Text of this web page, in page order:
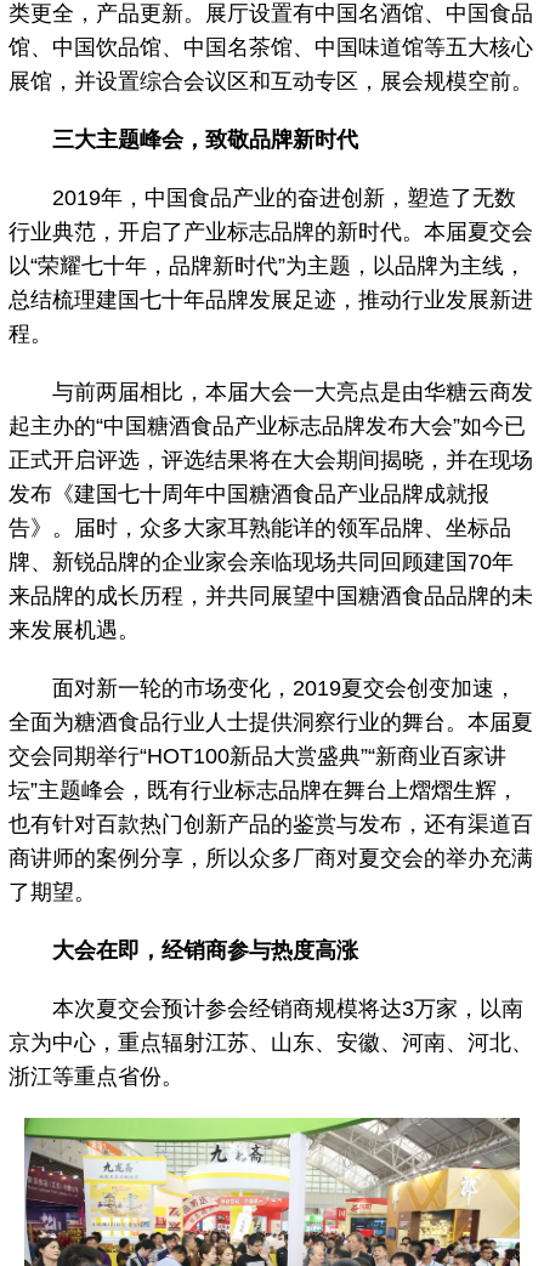
类更全，产品更新。展厅设置有中国名酒馆、中国食品
馆、中国饮品馆、中国名茶馆、中国味道馆等五大核心
展馆，并设置综合会议区和互动专区，展会规模空前。
三大主题峰会，致敬品牌新时代
2019年，中国食品产业的奋进创新，塑造了无数
行业典范，开启了产业标志品牌的新时代。本届夏交会
以“荣耀七十年，品牌新时代”为主题，以品牌为主线，
总结梳理建国七十年品牌发展足迹，推动行业发展新进
程。
与前两届相比，本届大会一大亮点是由华糖云商发
起主办的“中国糖酒食品产业标志品牌发布大会”如今已
正式开启评选，评选结果将在大会期间揭晓，并在现场
发布《建国七十周年中国糖酒食品产业品牌成就报
告》。届时，众多大家耳熟能详的领军品牌、坐标品
牌、新锐品牌的企业家会亲临现场共同回顾建国70年
来品牌的成长历程，并共同展望中国糖酒食品品牌的未
来发展机遇。
面对新一轮的市场变化，2019夏交会创变加速，
全面为糖酒食品行业人士提供洞察行业的舞台。本届夏
交会同期举行“HOT100新品大赏盛典”“新商业百家讲
坛”主题峰会，既有行业标志品牌在舞台上熠熠生辉，
也有针对百款热门创新产品的鉴赏与发布，还有渠道百
商讲师的案例分享，所以众多厂商对夏交会的举办充满
了期望。
大会在即，经销商参与热度高涨
本次夏交会预计参会经销商规模将达3万家，以南
京为中心，重点辐射江苏、山东、安徽、河南、河北、
浙江等重点省份。